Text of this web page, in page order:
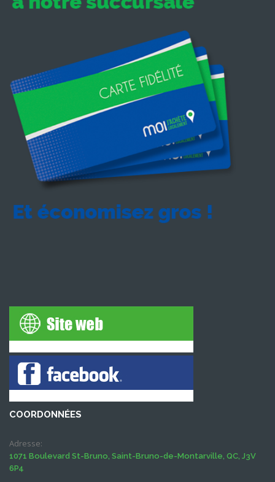
COORDONNÉES
Adresse:
1071 Boulevard St-Bruno, Saint-Bruno-de-Montarville, QC, J3V
6P4